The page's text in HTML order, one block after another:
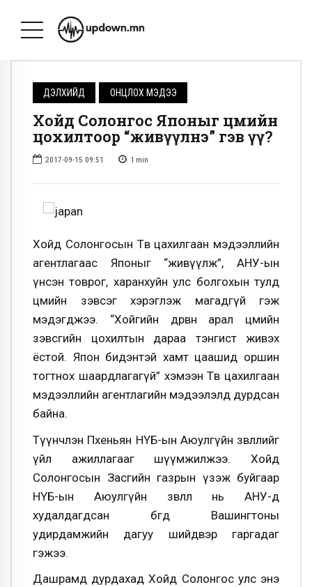
ДЭЛХИЙД ОНЦЛОХ МЭДЭЭ
Хойд Солонгос Японыг цөмийн
цохилтоор “живүүлнэ” гэв үү?
2017-09-15 09:51 1 min
Хойд Солонгосын Төв цахилгаан мэдээллийн
агентлагаас Японыг “живүүлж”, АНУ-ын
үнсэн товрог, харанхуйн улс болгохын тулд
цөмийн зэвсэг хэрэглэж магадгүй гэж
мэдэгджээ. “Хойгийн дөрвөн арал цөмийн
зэвсгийн цохилтын дараа тэнгист живэх
ёстой. Япон бидэнтэй хамт цаашид оршин
тогтнох шаардлагагүй” хэмээн Төв цахилгаан
мэдээллийн агентлагийн мэдээлэлд дурдсан
байна.
Түүнчлэн Пхеньян НҮБ-ын Аюулгүйн зөвлөлийг
үйл ажиллагааг шүүмжилжээ. Хойд
Солонгосын Засгийн газрын үзэж буйгаар
НҮБ-ын Аюулгүйн зөвлөл нь АНУ-д
худалдагдсан бөгөөд Вашингтоны
удирдамжийн дагуу шийдвэр гаргадаг
гэжээ.
Дашрамд дурдахад Хойд Солонгос улс энэ